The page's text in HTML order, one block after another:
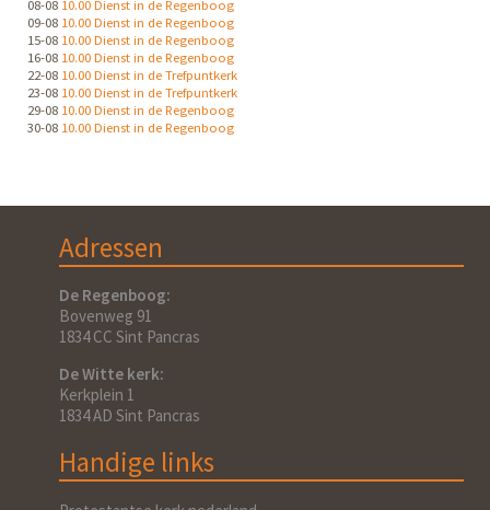
08-08 10.00 Dienst in de Regenboog
09-08 10.00 Dienst in de Regenboog
15-08 10.00 Dienst in de Regenboog
16-08 10.00 Dienst in de Regenboog
22-08 10.00 Dienst in de Trefpuntkerk
23-08 10.00 Dienst in de Trefpuntkerk
29-08 10.00 Dienst in de Regenboog
30-08 10.00 Dienst in de Regenboog
Adressen
De Regenboog:
Bovenweg 91
1834 CC Sint Pancras
De Witte kerk:
Kerkplein 1
1834 AD Sint Pancras
Handige links